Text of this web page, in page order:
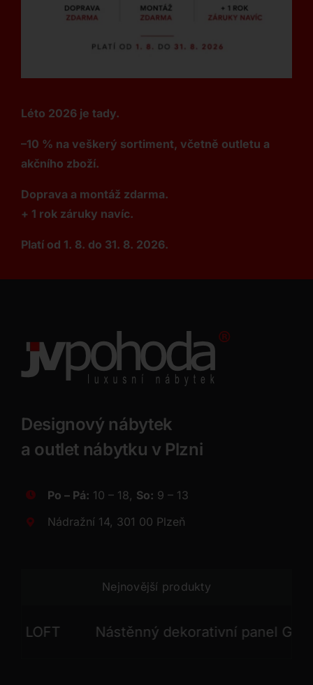
Léto 2026 je tady.
–10 % na veškerý sortiment, včetně outletu a
akčního zboží.
Doprava a montáž zdarma.
+ 1 rok záruky navíc.
Platí od 1. 8. do 31. 8. 2026.
Designový nábytek
a outlet nábytku v Plzni
Po – Pá: 10 – 18, So: 9 – 13
Nádražní 14, 301 00 Plzeň
Nejnovější produkty
Nástěnný dekorativní panel GONG